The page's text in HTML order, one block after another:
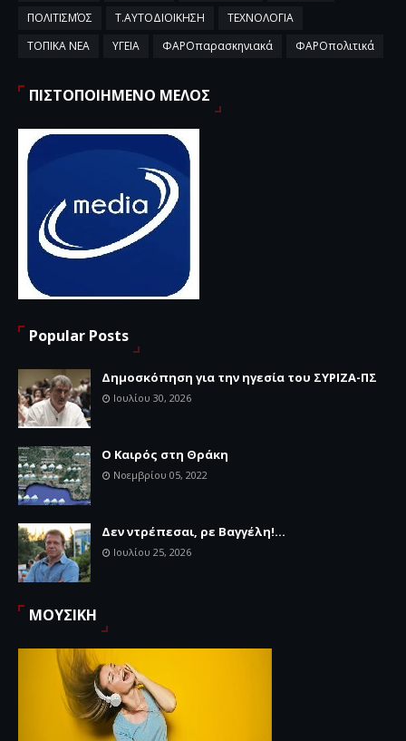
ΠΟΛΙΤΙΣΜΌΣ
Τ.ΑΥΤΟΔΙΟΙΚΗΣΗ
ΤΕΧΝΟΛΟΓΙΑ
ΤΟΠΙΚΑ ΝΕΑ
ΥΓΕΙΑ ΦΑΡΟπαρασκηνιακά ΦΑΡΟπολιτικά
ΠΙΣΤΟΠΟΙΗΜΕΝΟ ΜΕΛΟΣ
Popular Posts
Δημοσκόπηση για την ηγεσία του ΣΥΡΙΖΑ-ΠΣ
Ιουλίου 30, 2026
Ο Καιρός στη Θράκη
Νοεμβρίου 05, 2022
Δεν ντρέπεσαι, ρε Βαγγέλη!...
Ιουλίου 25, 2026
ΜΟΥΣΙΚΗ